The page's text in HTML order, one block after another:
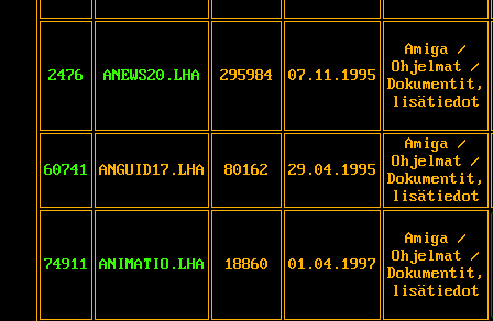
2476 ANEWS20.LHA 295984 07.11.1995
Amiga /
Ohjelmat /
Dokumentit,
lisätiedot
60741 ANGUID17.LHA 80162 29.04.1995
Amiga /
Ohjelmat /
Dokumentit,
lisätiedot
74911 ANIMATIO.LHA 18860 01.04.1997
Amiga /
Ohjelmat /
Dokumentit,
lisätiedot